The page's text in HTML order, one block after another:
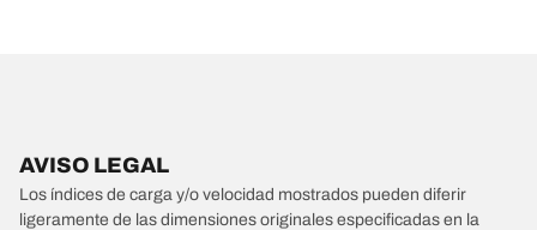
AVISO LEGAL
Los índices de carga y/o velocidad mostrados pueden diferir
ligeramente de las dimensiones originales especificadas en la